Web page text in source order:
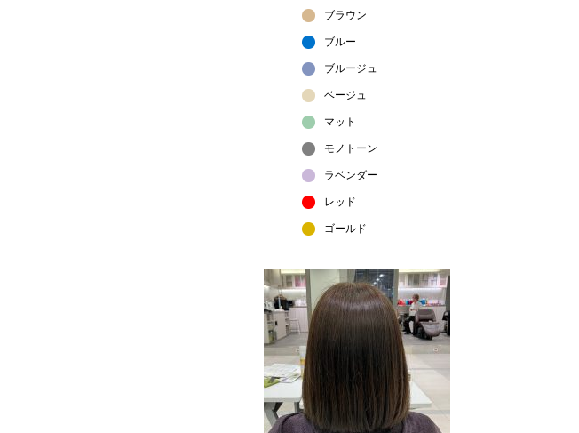
ブラウン
ブルー
ブルージュ
ベージュ
マット
モノトーン
ラベンダー
レッド
ゴールド